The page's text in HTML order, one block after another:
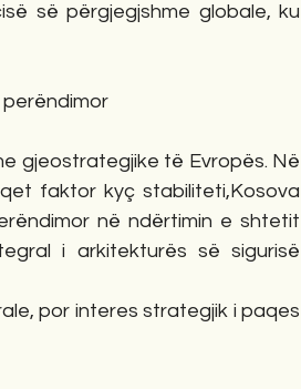
së përgjegjshme globale, ku
perëndimor
gjeostrategjike të Evropës. Në
faktor kyç stabiliteti,Kosova
në ndërtimin e shtetit
i arkitekturës së sigurisë
por interes strategjik i paqes